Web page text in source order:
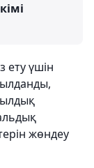
ету үшін
жөндеу